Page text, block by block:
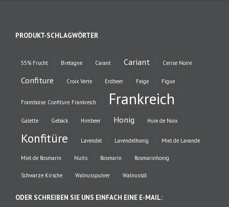
PRODUKT-SCHLAGWÖRTER
55% Frucht Bretagne Carant Cariant Cerise Noire
Confiture Croix Verte Erdbeer Feige Figue
Framboise. Confiture. Frankreich Frankreich
Galette Gebäck Himbeer Honig Huie de Noix
Konfitüre Lavendel Lavendelhonig Miel de Lavande
Miel de Rosmarin Nuits Rosmarin Rosmarinhonig
Schwarze Kirsche Walnusspulver Walnussöl
ODER SCHREIBEN SIE UNS EINFACH EINE E-MAIL: